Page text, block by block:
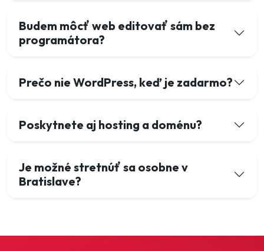
Budem môcť web editovať sám bez
programátora?
Prečo nie WordPress, keď je zadarmo?
Poskytnete aj hosting a doménu?
Je možné stretnúť sa osobne v
Bratislave?